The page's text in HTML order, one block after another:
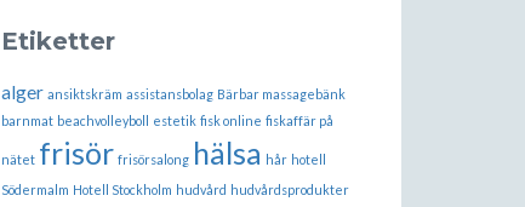
Etiketter
alger ansiktskräm assistansbolag Bärbar massagebänk
barnmat beachvolleyboll estetik fisk online fiskaffär på
nätet frisör frisörsalong hälsa hår hotell
Södermalm Hotell Stockholm hudvård hudvårdsprodukter